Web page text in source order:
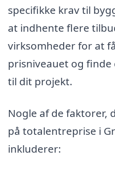
specifikke krav til
at indhente flere
virksomheder for at
prisniveauet og finde
til dit projekt.
Nogle af de faktorer,
på totalentreprise i
inkluderer: